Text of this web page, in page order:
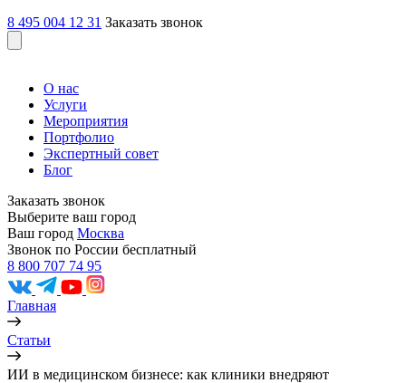
8 495 004 12 31 Заказать звонок
О нас
Услуги
Мероприятия
Портфолио
Экспертный совет
Блог
Заказать звонок
Выберите ваш город
Ваш город Москва
Звонок по России бесплатный
8 800 707 74 95
Главная
Статьи
ИИ в медицинском бизнесе: как клиники внедряют